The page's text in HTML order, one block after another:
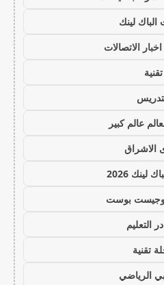
الباك لينك
الاتصالات
تقنية
عالم كبير
الاشراق
لينك 2026
وجيست بوست
التعليم
تقنية
الرياضي